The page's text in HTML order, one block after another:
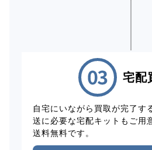
宅配
自宅にいながら買取が完了す
送に必要な宅配キットもご用
送料無料です。